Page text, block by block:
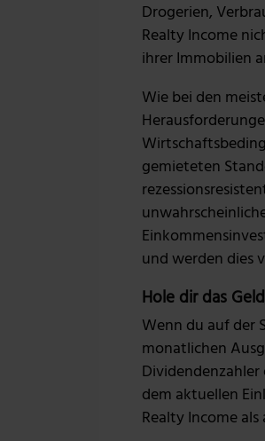
Drogerien,
Realty Income
ihrer Immobilien
Wie bei den
gemieteten
und werden dies
Hole dir das
Wenn du auf der
monatlichen
dem aktuellen
Realty Income